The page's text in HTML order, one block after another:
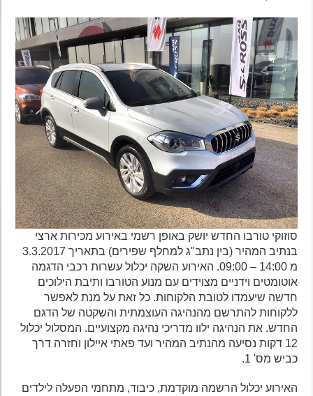
סוזוקי טורבו החדש יושק באופן רשמי באירוע מכירות ארצי
בנתיב המהיר (בין נתב"ג למחלף שפירים) בתאריך 3.3.2017
מ 14:00 – 09:00. האירוע השקה יכלול עשרות רכבי הדגמה
אוטומטים וידניים מצוידים עם מנוע הטורבו ותיבת הילוכים
חדשה שיעמדו לטובת הלקוחות. כל זאת על מנת לאפשר
ללקוחות להתרשם מהנהיגה העוצמתית והשקטה של הדגם
החדש. את הנהיגה ילוו מדריכי נהיגה מקצועיים. המסלול יכלול
12 דקות נסיעה מהנתיב המהיר ועד פאתי איילון וחזרה דרך
כביש מס' 1.
האירוע יכלול הרשמה מוקדמת, כיבוד, מתחמי הפעלה לילדים